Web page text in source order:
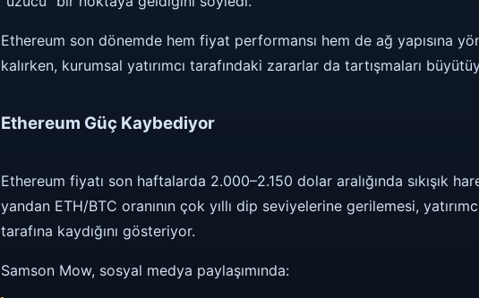
Ethereum son dönemde hem fiyat performansı hem de ağ yapısına
kalırken, kurumsal yatırımcı tarafındaki zararlar da tartışmaları
Ethereum Güç Kaybediyor
Ethereum fiyatı son haftalarda 2.000–2.150 dolar aralığında sıkışık
yandan ETH/BTC oranının çok yıllı dip seviyelerine gerilemesi,
tarafına kaydığını gösteriyor.
Samson Mow, sosyal medya paylaşımında: